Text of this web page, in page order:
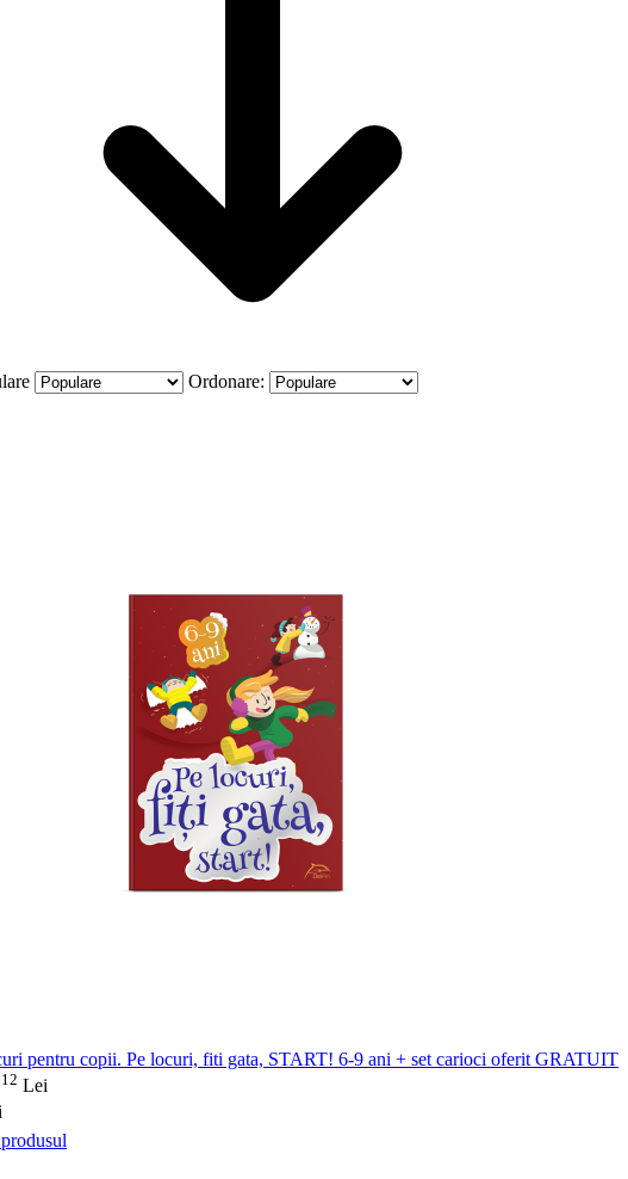
Ordonare:
pentru copii. Pe locuri, fiti gata, START! 6-9 ani + set carioci oferit GRATUIT
12 Lei